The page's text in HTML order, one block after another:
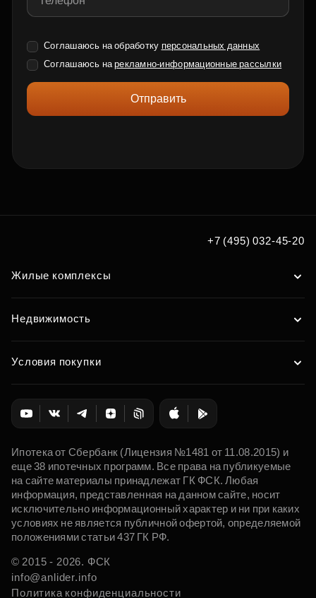
Соглашаюсь на обработку персональных данных
Соглашаюсь нарекламно-информационные рассылки
Отправить
+7 (495) 032-45-20
Жилые комплексы
Недвижимость
Условия покупки
Ипотека от Сбербанк (Лицензия №1481 от 11.08.2015) и
еще 38 ипотечных программ. Все права на публикуемые
на сайте материалы принадлежат ГК ФСК. Любая
информация, представленная на данном сайте, носит
исключительно информационный характер и ни при каких
условиях не является публичной офертой, определяемой
положениями статьи 437 ГК РФ.
© 2015 - 2026. ФСК
info@anlider.info
Политика конфиденциальности